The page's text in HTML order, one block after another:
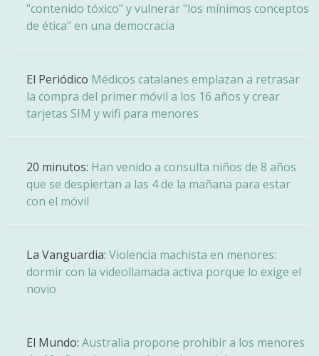
"contenido tóxico" y vulnerar "los mínimos conceptos
de ética" en una democracia
El Periódico Médicos catalanes emplazan a retrasar
la compra del primer móvil a los 16 años y crear
tarjetas SIM y wifi para menores
20 minutos: Han venido a consulta niños de 8 años
que se despiertan a las 4 de la mañana para estar
con el móvil
La Vanguardia: Violencia machista en menores:
dormir con la videollamada activa porque lo exige el
novio
El Mundo: Australia propone prohibir a los menores